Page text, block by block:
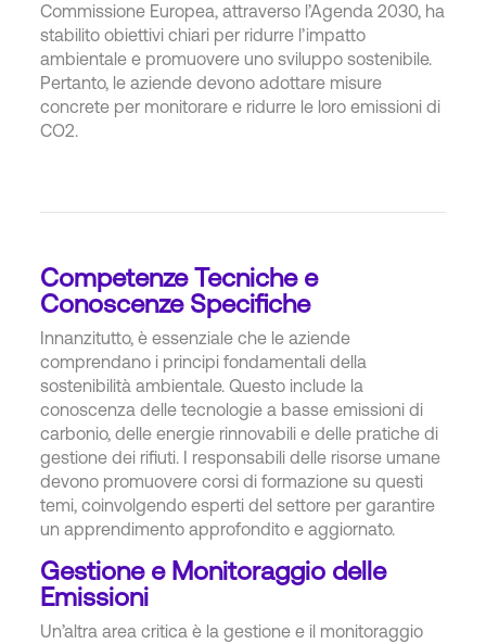
Commissione Europea, attraverso l’Agenda 2030, ha
stabilito obiettivi chiari per ridurre l’impatto
ambientale e promuovere uno sviluppo sostenibile.
Pertanto, le aziende devono adottare misure
concrete per monitorare e ridurre le loro emissioni di
CO2.
Competenze Tecniche e
Conoscenze Specifiche
Innanzitutto, è essenziale che le aziende
comprendano i principi fondamentali della
sostenibilità ambientale. Questo include la
conoscenza delle tecnologie a basse emissioni di
carbonio, delle energie rinnovabili e delle pratiche di
gestione dei rifiuti. I responsabili delle risorse umane
devono promuovere corsi di formazione su questi
temi, coinvolgendo esperti del settore per garantire
un apprendimento approfondito e aggiornato.
Gestione e Monitoraggio delle
Emissioni
Un’altra area critica è la gestione e il monitoraggio